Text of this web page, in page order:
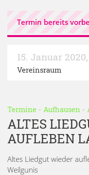
Termin bereits
15. Januar 2020,
Vereinsraum
Termine - Aufhausen -
ALTES
AUFLEBEN
Altes Liedgut wieder
Weilgunis